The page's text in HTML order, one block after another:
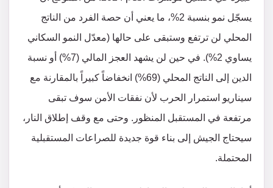
يسجّل نمو بنسبة 2%، ما يعني أن حصة الفرد من الناتج
المحلي لن ترتفع وستبقى على حالها (معدّل النمو السكاني
يساوي 2%). في حين لن يشهد العجز المالي (7%) أو نسبة
الدين إلى الناتج المحلي (69%) انخفاضاً كبيراً بالمقارنة مع
سيناريو استمرار الحرب لأن نفقات الأمن سوف تبقى
مرتفعة في المستقبل المنظور. وحتى مع وقف إطلاق النار،
سيحتاج الجيش إلى بناء قوة جديدة للصراعات المستقبلية
المحتملة.